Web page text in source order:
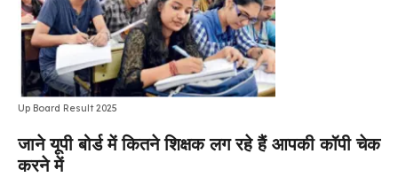
Up Board Result 2025
जाने यूपी बोर्ड में कितने शिक्षक लग रहे हैं आपकी कॉपी चेक
करने में